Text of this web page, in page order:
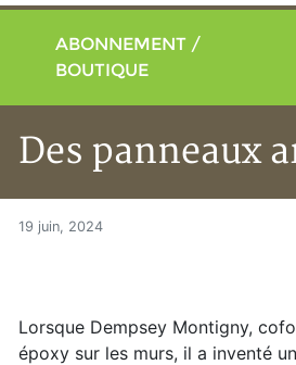
ABONNEMENT /
BOUTIQUE
Des panneaux
Accueil
Des panneaux
19 juin, 2024
Lorsque Dempsey Montigny,
époxy sur les murs, il a inventé